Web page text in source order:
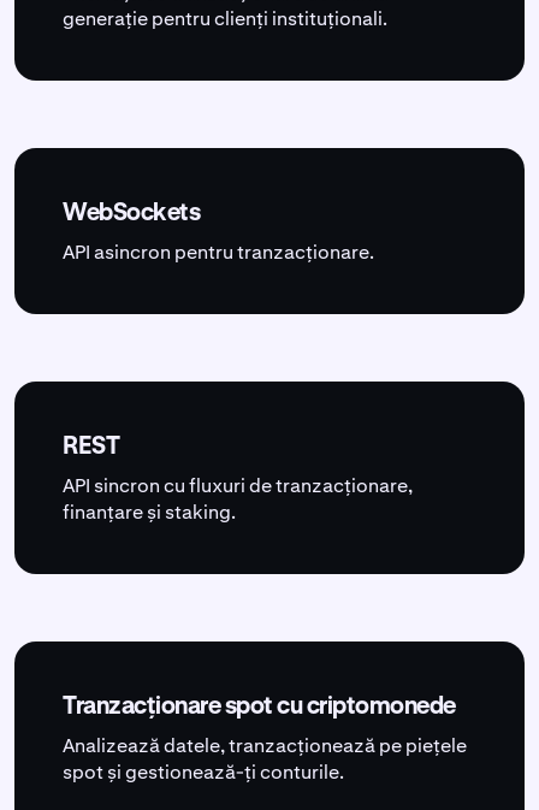
generație pentru clienți instituționali.
WebSockets
API asincron pentru tranzacționare.
REST
API sincron cu fluxuri de tranzacționare,
finanțare și staking.
Tranzacționare spot cu criptomonede
Analizează datele, tranzacționează pe piețele
spot și gestionează-ți conturile.